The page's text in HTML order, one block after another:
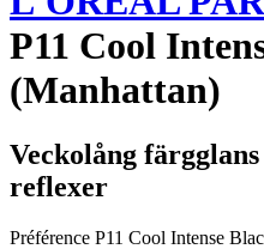
P11 Cool
(Manhattan)
Veckolång
reflexer
Préférence P11 Cool Intense